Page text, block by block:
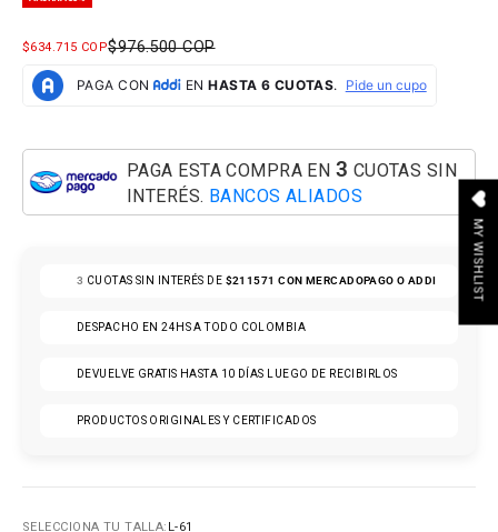
PRECIO DE OFERTA
$634.715 COPPRECIO NORMAL
$976.500 COP
PAGA ESTA COMPRA EN 3 CUOTAS SIN
INTERÉS. BANCOS ALIADOS
3 CUOTAS SIN INTERÉS DE $211571CON MERCADOPAGO O ADDI
DESPACHO EN 24HS A TODO COLOMBIA
DEVUELVE GRATIS HASTA 10 DÍAS LUEGO DE RECIBIRLOS
PRODUCTOS ORIGINALES Y CERTIFICADOS
SELECCIONA TU TALLA: L-61
MY WISHLIST